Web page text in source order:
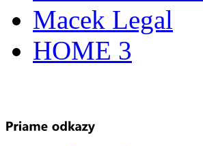
Macek Legal
HOME 3